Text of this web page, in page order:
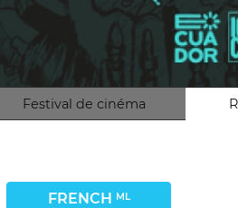
Festival de cinéma
FRENCH ML